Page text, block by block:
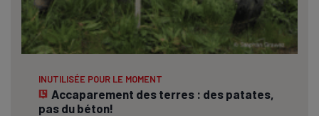
INUTILISÉE POUR LE MOMENT
Accaparement des terres : des patates,
pas du béton!